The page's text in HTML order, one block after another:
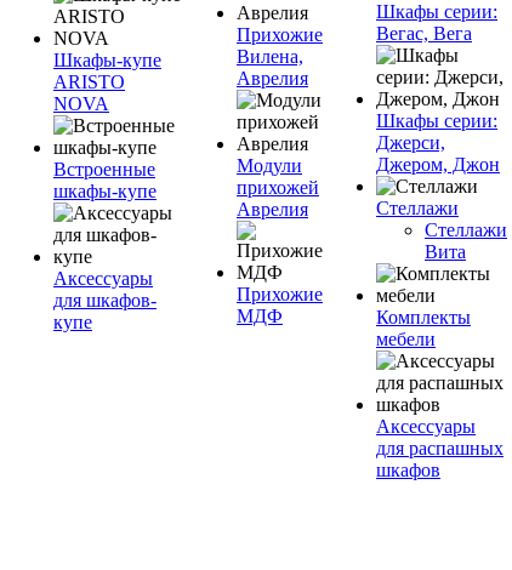
Шкафы-купе
ARISTO
NOVA
Встроенные
шкафы-купе
Аксессуары
для шкафов-
купе
Прихожие
Вилена,
Аврелия
Модули
прихожей
Аврелия
Прихожие
МДФ
Шкафы серии:
Вегас, Вега
Шкафы серии:
Джерси,
Джером, Джон
Стеллажи
Стеллажи
Вита
Комплекты
мебели
Аксессуары
для распашных
шкафов